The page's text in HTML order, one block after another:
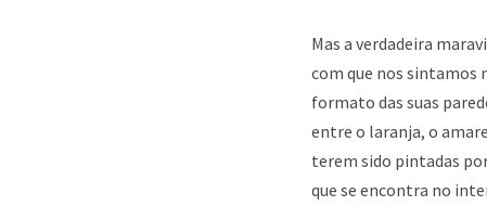
Mas a verdadeira
com que nos sintamos
formato das suas
entre o laranja, o
terem sido pintadas
que se encontra no